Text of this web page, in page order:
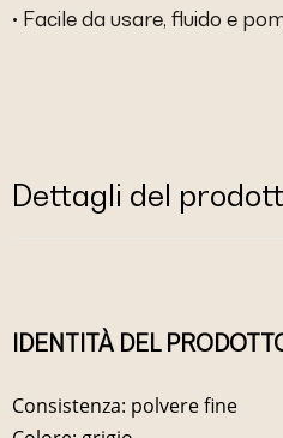
• Facile da usare, fluido e
Dettagli del
IDENTITÀ DEL
Consistenza: polvere fine